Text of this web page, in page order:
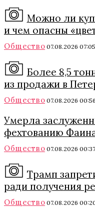
Можно ли
и чем опасны
Общество 07.08.2026 07:05
Более 8,5
из продажи в
Общество 07.08.2026 00:56
Умерла
фехтованию
Общество 07.08.2026 00:37
Трамп
ради получения
Общество 07.08.2026